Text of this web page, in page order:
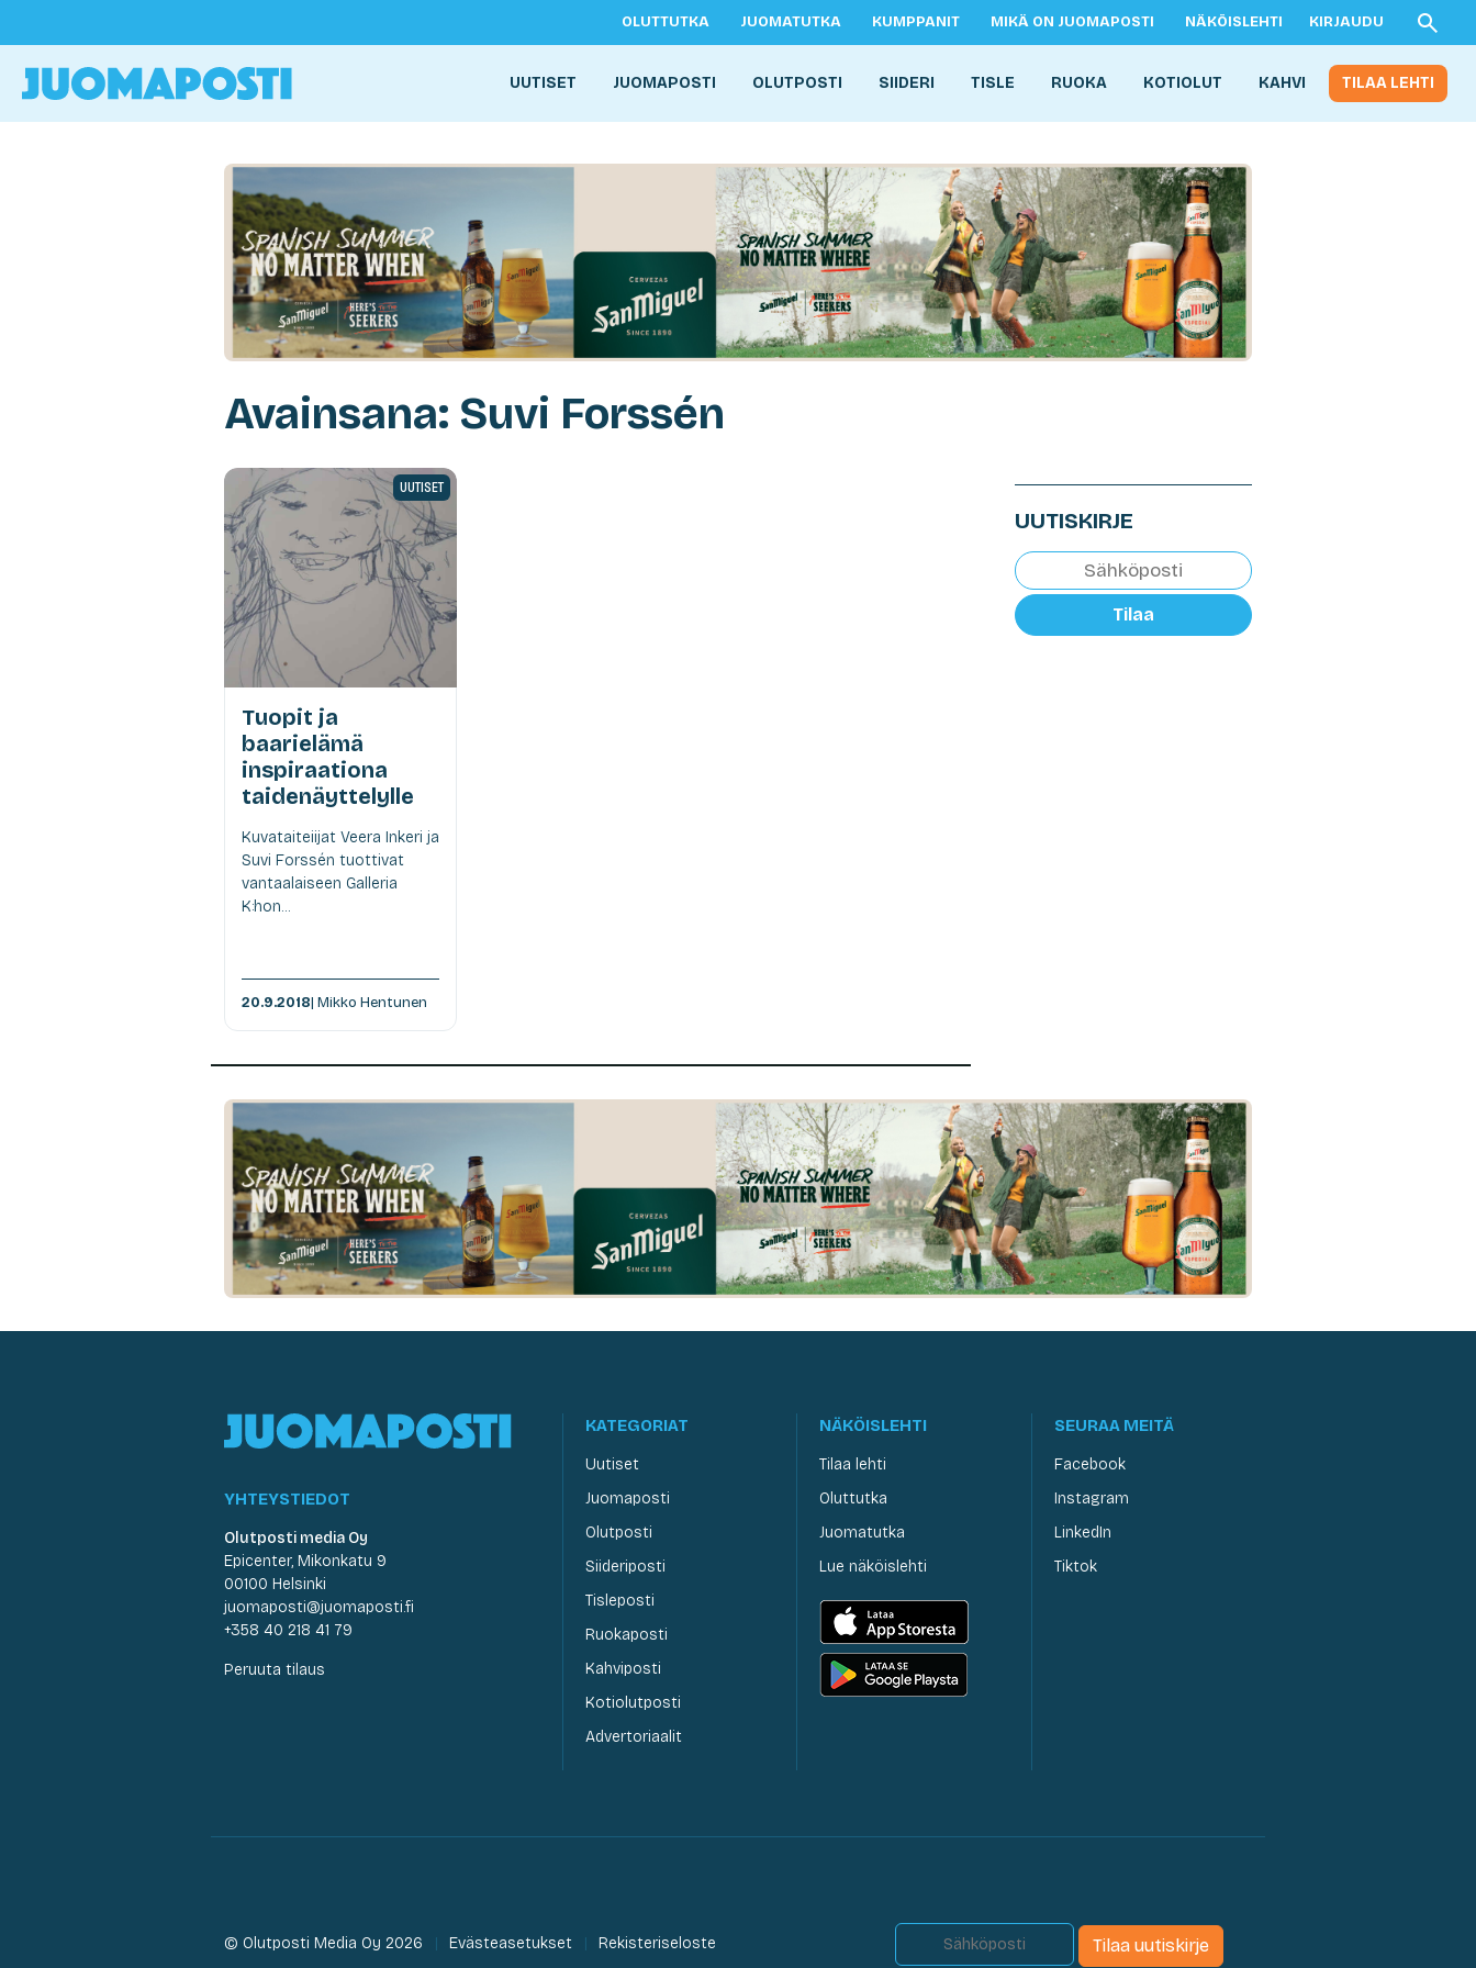
OLUTTUTKA JUOMATUTKA KUMPPANIT MIKÄ ON JUOMAPOSTI NÄKÖISLEHTI KIRJAUDU
UUTISET JUOMAPOSTI OLUTPOSTI SIIDERI TISLE RUOKA KOTIOLUT KAHVI TILAA LEHTI
Avainsana: Suvi Forssén
UUTISET
Tuopit ja
baarielämä
inspiraationa
taidenäyttelylle
Kuvataiteiijat Veera Inkeri ja
Suvi Forssén tuottivat
vantaalaiseen Galleria
K:hon...
20.9.2018| Mikko Hentunen
UUTISKIRJE
Tilaa
YHTEYSTIEDOT
Olutposti media Oy
Epicenter, Mikonkatu 9
00100 Helsinki
juomaposti@juomaposti.fi
+358 40 218 41 79
Peruuta tilaus
KATEGORIAT
Uutiset
Juomaposti
Olutposti
Siideriposti
Tisleposti
Ruokaposti
Kahviposti
Kotiolutposti
Advertoriaalit
NÄKÖISLEHTI
Tilaa lehti
Oluttutka
Juomatutka
Lue näköislehti
SEURAA MEITÄ
Facebook
Instagram
LinkedIn
Tiktok
© Olutposti Media Oy 2026 Evästeasetukset Rekisteriseloste Tilaa uutiskirje